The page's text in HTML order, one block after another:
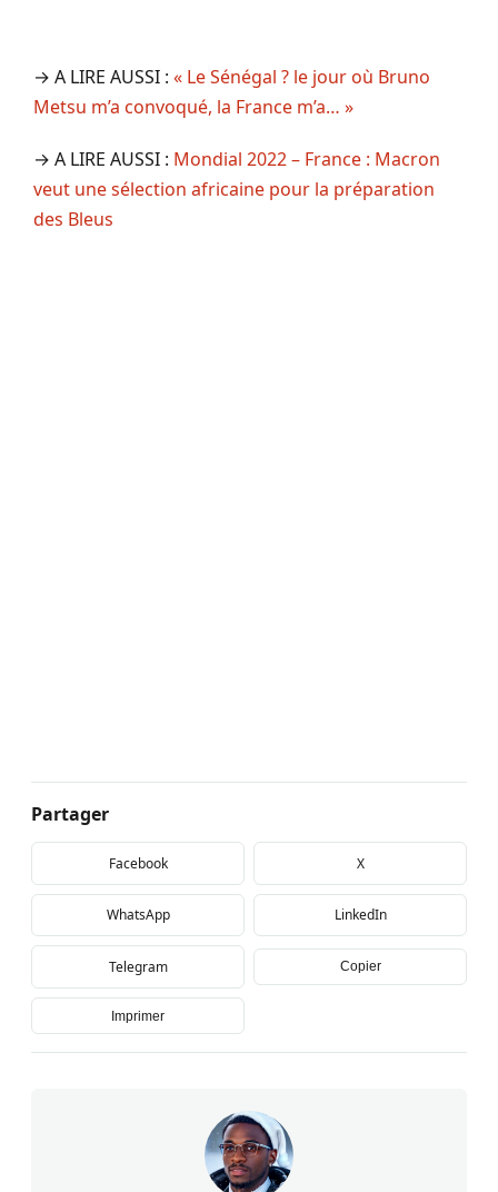
→ A LIRE AUSSI : « Le Sénégal ? le jour où Bruno
Metsu m’a convoqué, la France m’a… »
→ A LIRE AUSSI : Mondial 2022 – France : Macron
veut une sélection africaine pour la préparation
des Bleus
Partager
Facebook X
WhatsApp LinkedIn
Telegram Copier
Imprimer